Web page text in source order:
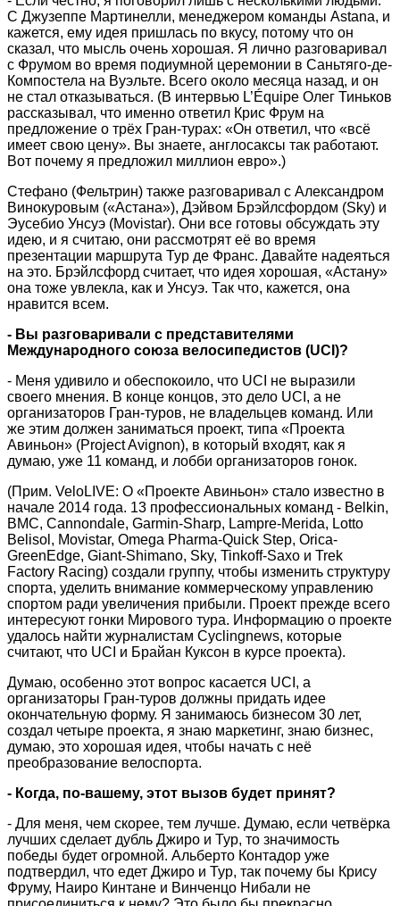
С Джузеппе Мартинелли, менеджером команды Astana, и
кажется, ему идея пришлась по вкусу, потому что он
сказал, что мысль очень хорошая. Я лично разговаривал
с Фрумом во время подиумной церемонии в Саньтяго-де-
Компостела на Вуэльте. Всего около месяца назад, и он
не стал отказываться. (В интервью L’Équipe Олег Тиньков
рассказывал, что именно ответил Крис Фрум на
предложение о трёх Гран-турах: «Он ответил, что «всё
имеет свою цену». Вы знаете, англосаксы так работают.
Вот почему я предложил миллион евро».)
Стефано (Фельтрин) также разговаривал с Александром
Винокуровым («Астана»), Дэйвом Брэйлсфордом (Sky) и
Эусебио Унсуэ (Movistar). Они все готовы обсуждать эту
идею, и я считаю, они рассмотрят её во время
презентации маршрута Тур де Франс. Давайте надеяться
на это. Брэйлсфорд считает, что идея хорошая, «Астану»
она тоже увлекла, как и Унсуэ. Так что, кажется, она
нравится всем.
- Вы разговаривали с представителями
Международного союза велосипедистов (UCI)?
- Меня удивило и обеспокоило, что UCI не выразили
своего мнения. В конце концов, это дело UCI, а не
организаторов Гран-туров, не владельцев команд. Или
же этим должен заниматься проект, типа «Проекта
Авиньон» (Project Avignon), в который входят, как я
думаю, уже 11 команд, и лобби организаторов гонок.
(Прим. VeloLIVE: О «Проекте Авиньон» стало известно в
начале 2014 года. 13 профессиональных команд - Belkin,
BMC, Cannondale, Garmin-Sharp, Lampre-Merida, Lotto
Belisol, Movistar, Omega Pharma-Quick Step, Orica-
GreenEdge, Giant-Shimano, Sky, Tinkoff-Saxo и Trek
Factory Racing) создали группу, чтобы изменить структуру
спорта, уделить внимание коммерческому управлению
спортом ради увеличения прибыли. Проект прежде всего
интересуют гонки Мирового тура. Информацию о проекте
удалось найти журналистам Cyclingnews, которые
считают, что UCI и Брайан Куксон в курсе проекта).
Думаю, особенно этот вопрос касается UCI, а
организаторы Гран-туров должны придать идее
окончательную форму. Я занимаюсь бизнесом 30 лет,
создал четыре проекта, я знаю маркетинг, знаю бизнес,
думаю, это хорошая идея, чтобы начать с неё
преобразование велоспорта.
- Когда, по-вашему, этот вызов будет принят?
- Для меня, чем скорее, тем лучше. Думаю, если четвёрка
лучших сделает дубль Джиро и Тур, то значимость
победы будет огромной. Альберто Контадор уже
подтвердил, что едет Джиро и Тур, так почему бы Крису
Фруму, Наиро Кинтане и Винченцо Нибали не